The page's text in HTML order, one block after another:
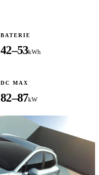
BATERIE
42–53kWh
DC MAX
82–87kW